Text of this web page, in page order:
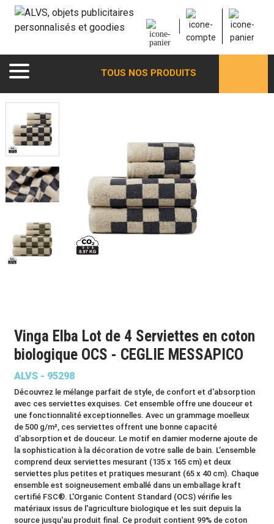
TOUS NOS PRODUITS
Vinga Elba Lot de 4 Serviettes en coton
biologique OCS - CEGLIE MESSAPICO
ALVS - 95298
Découvrez le mélange parfait de style, de confort et d'absorption
avec ces serviettes exquises. Cet ensemble offre une douceur et
une fonctionnalité exceptionnelles. Avec un grammage moelleux
de 500 g/m², ces serviettes offrent une bonne capacité
d'absorption et de douceur. Le motif en damier moderne ajoute de
la sophistication à la décoration de votre salle de bain. L'ensemble
comprend deux serviettes mesurant (135 x 165 cm) et deux
serviettes plus petites et pratiques mesurant (65 x 40 cm). Chaque
ensemble est soigneusement emballé dans un emballage kraft
certifié FSC®. L'Organic Content Standard (OCS) vérifie les
matériaux issus de l'agriculture biologique et les suit depuis la
source jusqu'au produit final. Ce produit contient 99% de coton